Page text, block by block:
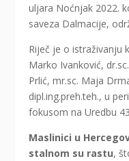
uljara Noćnjak 2022.
saveza Dalmacije,
Riječ je o istraživanju
Marko Ivanković,
Prlić, mr.sc. Maja
dipl.ing.preh.teh., u
fokusom na Uredbu
Maslinici u
stalnom su rastu,